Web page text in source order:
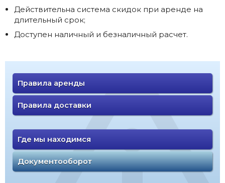
Действительна система скидок при аренде на
длительный срок;
Доступен наличный и безналичный расчет.
Правила аренды
Правила доставки
Где мы находимся
Документооборот